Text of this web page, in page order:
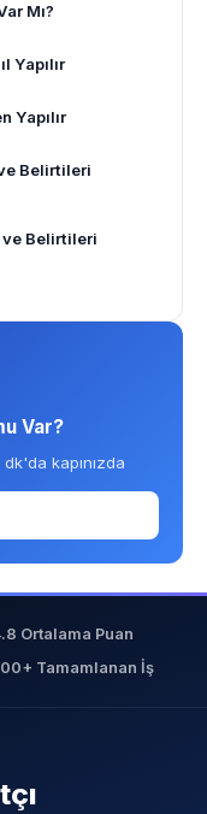
Mı?
Yapılır
Yapılır
Belirtileri
ve Belirtileri
Var?
kapınızda
Ortalama Puan
Tamamlanan İş